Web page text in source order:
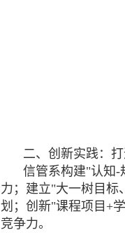
二、创新实践：
信管系构建"认知-
力；建立"大一树目标
划；创新"课程项目+
竞争力。